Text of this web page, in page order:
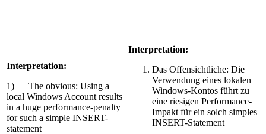
Interpretation:
1) The obvious: Using a
local Windows Account results
in a huge performance-penalty
for such a simple INSERT-
statement
Interpretation:
Das Offensichtliche: Die
Verwendung eines lokalen
Windows-Kontos führt zu
eine riesigen Performance-
Impakt für ein solch simples
INSERT-Statement